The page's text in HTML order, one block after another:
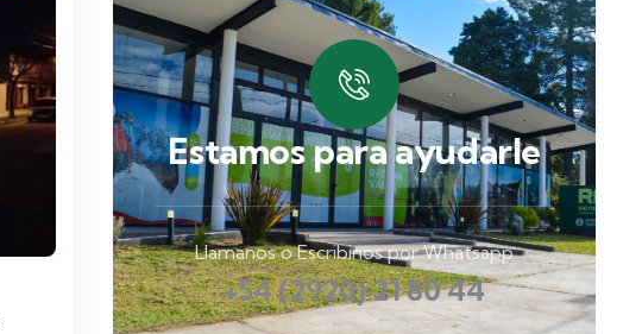
Estamos para ayudarle
Llamanos o Escribinos por Whatsapp
+54 (2920) 21 80 44